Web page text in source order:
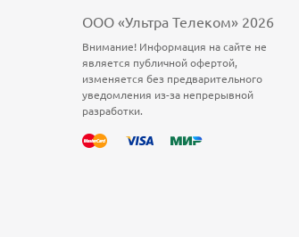
ООО «Ультра Телеком» 2026
Внимание! Информация на сайте не
является публичной офертой,
изменяется без предварительного
уведомления из-за непрерывной
разработки.